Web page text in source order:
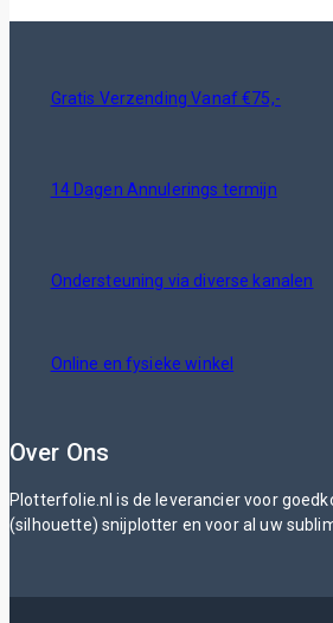
Gratis Verzending Vanaf €75,-
14 Dagen Annulerings termijn
Ondersteuning via diverse kanalen
Online en fysieke winkel
Over Ons
Plotterfolie.nl is de leverancier voor
(silhouette) snijplotter en voor al uw